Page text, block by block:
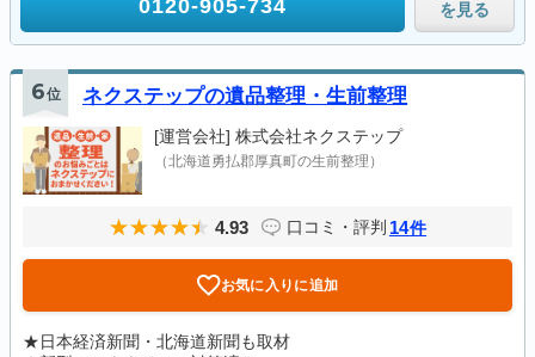
0120-905-734
を見る
6位 ネクステップの遺品整理・生前整理
[運営会社] 株式会社ネクステップ
（北海道勇払郡厚真町の生前整理）
4.93 口コミ・評判 14件
お気に入りに追加
★日本経済新聞・北海道新聞も取材